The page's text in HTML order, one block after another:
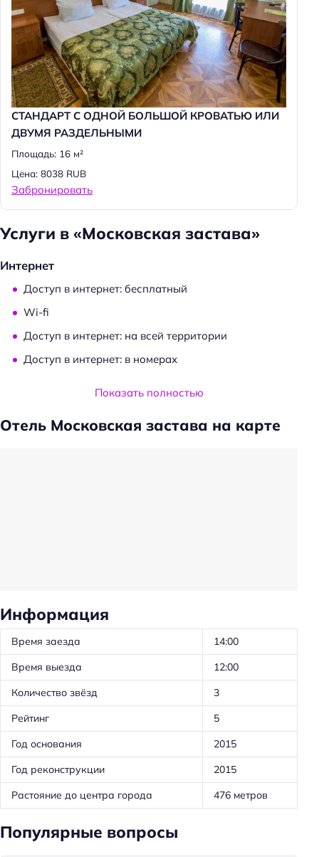
СТАНДАРТ С ОДНОЙ БОЛЬШОЙ КРОВАТЬЮ ИЛИ
ДВУМЯ РАЗДЕЛЬНЫМИ
Площадь: 16 м²
Цена: 8038 RUB
Забронировать
Услуги в «Московская застава»
Интернет
Доступ в интернет: бесплатный
Wi-fi
Доступ в интернет: на всей территории
Доступ в интернет: в номерах
Услуги и удобства
Животные, допустимые к размещению: собаки
Трансфер: до/от аэропорта
Трансфер: от/до железнодорожного вокзала
Трансфер: от/до автовокзала
Частота уборки: ежедневно
Предоставление отчётных документов
Обслуживание номеров
Ускоренная регистрация заезда/отъезда
Трансфер: платный
Показать полностью
Отель Московская застава на карте
Информация
Время заезда
14:00
Время выезда
12:00
Количество звёзд
3
Рейтинг
5
Год основания
2015
Год реконструкции
2015
Растояние до центра города
476 метров
Популярные вопросы